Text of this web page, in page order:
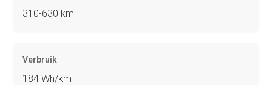
310-630 km
Verbruik
184 Wh/km